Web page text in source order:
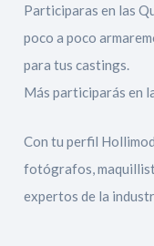
Participaras en las
poco a poco
para tus castings.
Más participarás en
Con tu perfil
fotógrafos,
expertos de la